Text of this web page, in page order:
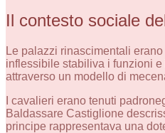
Il contesto sociale
Le palazzi rinascimentali
inflessibile stabiliva i funzioni
attraverso un modello di
I cavalieri erano tenuti
Baldassare Castiglione
principe rappresentava una